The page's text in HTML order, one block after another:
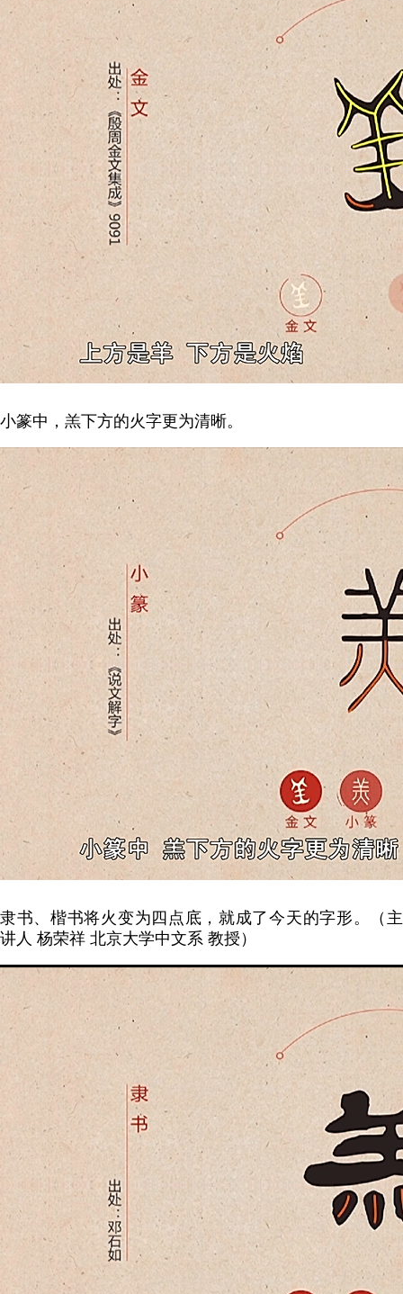
小篆中，羔下方的火字更为清晰。
隶书、楷书将火变为四点底，就成了今天的字形。（主
讲人 杨荣祥 北京大学中文系 教授）